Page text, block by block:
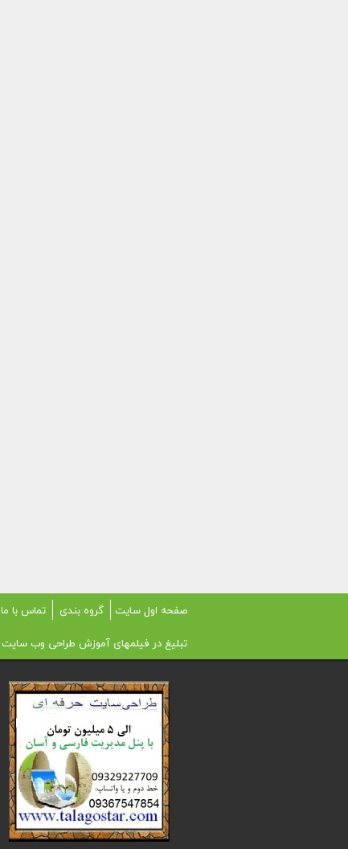
صفحه اول سایت گروه بندی تماس با ما
تبلیغ در فیلمهای آموزش طراحی وب سایت